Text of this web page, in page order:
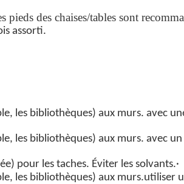
pieds des chaises/tables sont
assorti.
les bibliothèques) aux murs. avec
les bibliothèques) aux murs. avec
pour les taches. Éviter les solvants.·
les bibliothèques) aux murs.utiliser